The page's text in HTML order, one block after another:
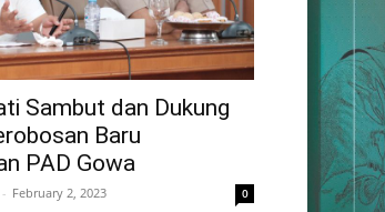
Sambut dan Dukung
Baru
PAD Gowa
- February 2, 2023 0